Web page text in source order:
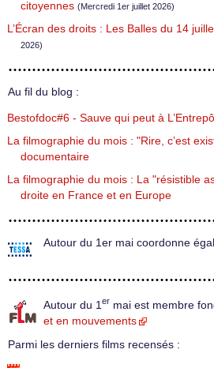
citoyennes (Mercredi 1er juillet 2026)
L’Écran des droits : Les Balles du 14
2026)
Au fil du blog :
Bestofdoc#6 - Sauve qui peut à
La filmographie du mois : "Rire, c’est
documentaire
La filmographie du mois : La "résistible
droite en France et en Europe
Autour du 1er mai coordonne
Autour du 1 er mai est membre
et en mouvements
Parmi les derniers films recensés :